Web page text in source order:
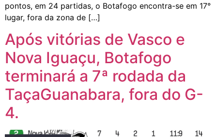
pontos, em 24 partidas, o Botafogo encontra-se em 17°
lugar, fora da zona de […]
Após vitórias de Vasco e
Nova Iguaçu, Botafogo
terminará a 7ª rodada da
TaçaGuanabara, fora do G-
4.